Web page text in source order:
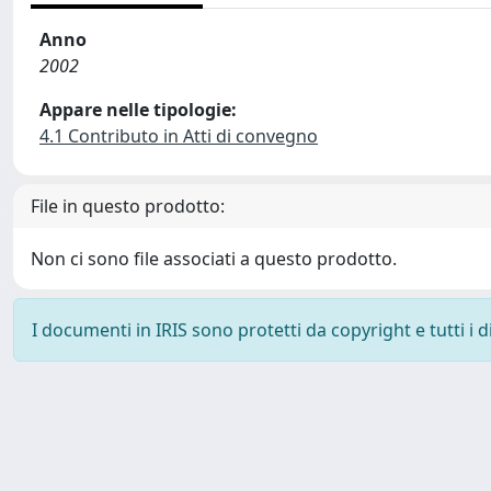
Anno
2002
Appare nelle tipologie:
4.1 Contributo in Atti di convegno
File in questo prodotto:
Non ci sono file associati a questo prodotto.
I documenti in IRIS sono protetti da copyright e tutti i